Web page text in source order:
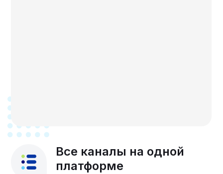
Все каналы на одной
платформе